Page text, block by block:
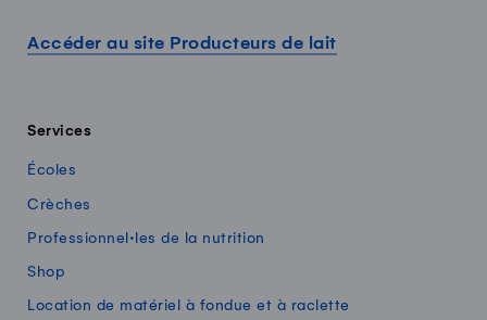
Accéder au site Producteurs de lait
Services
Écoles
Crèches
Professionnel·les de la nutrition
Shop
Location de matériel à fondue et à raclette